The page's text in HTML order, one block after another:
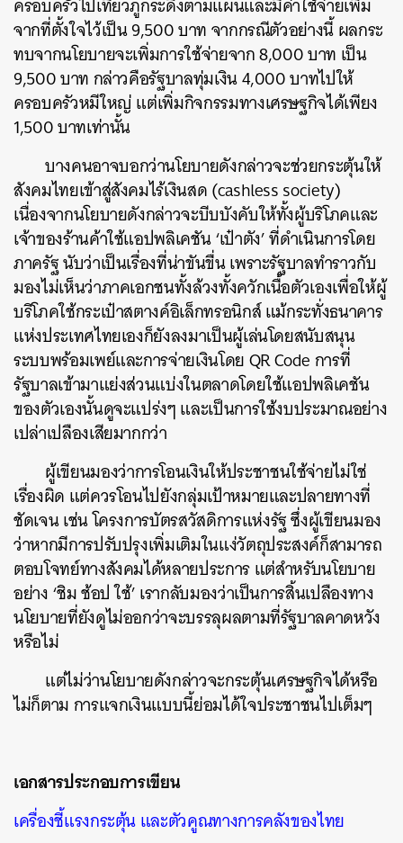
จากที่ตั้งใจไว้เป็น 9,500 บาท จากกรณีตัวอย่างนี้ ผลกระ
ทบจากนโยบายจะเพิ่มการใช้จ่ายจาก 8,000 บาท เป็น
9,500 บาท กล่าวคือรัฐบาลทุ่มเงิน 4,000 บาทไปให้
ครอบครัวหมีใหญ่ แต่เพิ่มกิจกรรมทางเศรษฐกิจได้เพียง
1,500 บาทเท่านั้น
บางคนอาจบอกว่านโยบายดังกล่าวจะช่วยกระตุ้นให้
สังคมไทยเข้าสู่สังคมไร้เงินสด (cashless society)
เนื่องจากนโยบายดังกล่าวจะบีบบังคับให้ทั้งผู้บริโภคและ
เจ้าของร้านค้าใช้แอปพลิเคชัน ‘เป๋าตัง’ ที่ดำเนินการโดย
ภาครัฐ นับว่าเป็นเรื่องที่น่าขันขื่น เพราะรัฐบาลทำราวกับ
มองไม่เห็นว่าภาคเอกชนทั้งล้วงทั้งควักเนื้อตัวเองเพื่อให้ผู้
บริโภคใช้กระเป๋าสตางค์อิเล็กทรอนิกส์ แม้กระทั่งธนาคาร
แห่งประเทศไทยเองก็ยังลงมาเป็นผู้เล่นโดยสนับสนุน
ระบบพร้อมเพย์และการจ่ายเงินโดย QR Code การที่
รัฐบาลเข้ามาแย่งส่วนแบ่งในตลาดโดยใช้แอปพลิเคชัน
ของตัวเองนั้นดูจะแปร่งๆ และเป็นการใช้งบประมาณอย่าง
เปล่าเปลืองเสียมากกว่า
ผู้เขียนมองว่าการโอนเงินให้ประชาชนใช้จ่ายไม่ใช่
เรื่องผิด แต่ควรโอนไปยังกลุ่มเป้าหมายและปลายทางที่
ชัดเจนเช่น โครงการบัตรสวัสดิการแห่งรัฐ ซึ่งผู้เขียนมอง
ว่าหากมีการปรับปรุงเพิ่มเติมในแง่วัตถุประสงค์ก็สามารถ
ตอบโจทย์ทางสังคมได้หลายประการ แต่สำหรับนโยบาย
อย่าง ‘ชิม ช้อป ใช้’ เรากลับมองว่าเป็นการสิ้นเปลืองทาง
นโยบายที่ยังดูไม่ออกว่าจะบรรลุผลตามที่รัฐบาลคาดหวัง
หรือไม่
แต่ไม่ว่านโยบายดังกล่าวจะกระตุ้นเศรษฐกิจได้หรือ
ไม่ก็ตาม การแจกเงินแบบนี้ย่อมได้ใจประชาชนไปเต็มๆ
เอกสารประกอบการเขียน
เครื่องชี้แรงกระตุ้น และตัวคูณทางการคลังของไทย